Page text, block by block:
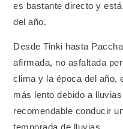
es bastante directo y
del año.
Desde Tinki hasta
afirmada, no asfaltada
clima y la época del año,
más lento debido a
recomendable conducir